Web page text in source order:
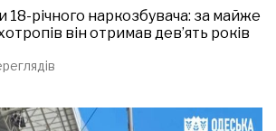
18-річного наркозбувача: за майже
він отримав дев’ять років